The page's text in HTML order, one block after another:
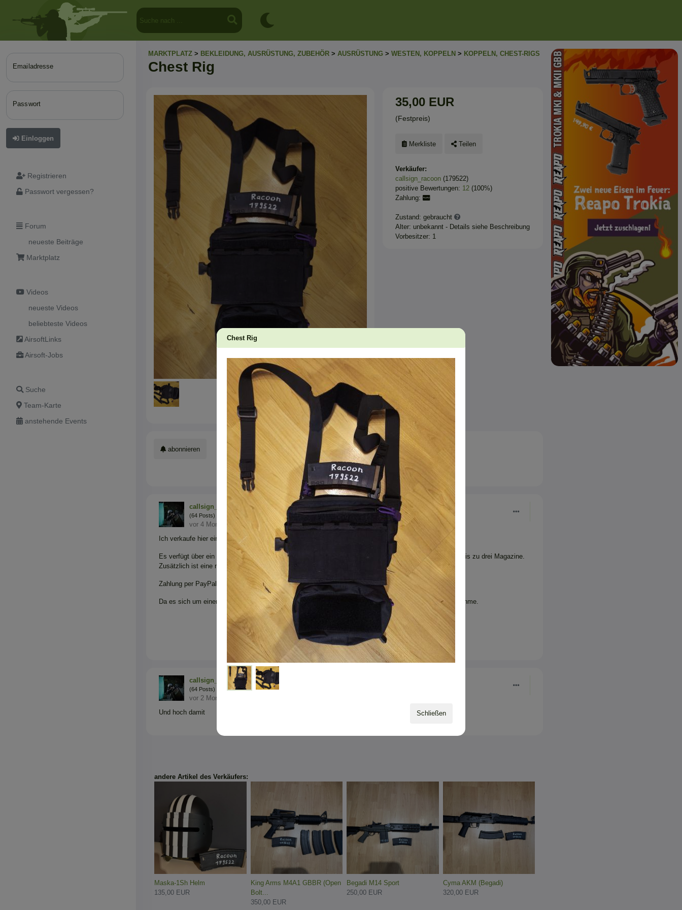
Chest Rig
Schließen
Emailadresse
Passwort
Einloggen
Registrieren
Passwort vergessen?
Forum
neueste Beiträge
Marktplatz
Videos
neueste Videos
beliebteste Videos
AirsoftLinks
Airsoft-Jobs
Suche
Team-Karte
anstehende Events
MARKTPLATZ > BEKLEIDUNG, AUSRÜSTUNG, ZUBEHÖR > AUSRÜSTUNG > WESTEN, KOPPELN > KOPPELN, CHEST-RIGS
Chest Rig
zum Vergrößern anklicken
35,00 EUR
(Festpreis)
Merkliste Teilen
Verkäufer:
callsign_racoon (179522)
positive Bewertungen: 12(100%)
Zahlung:
Zustand: gebraucht
Alter: unbekannt - Details siehe Beschreibung
Vorbesitzer: 1
abonnieren
callsign_racoon
(64 Posts)
vor 4 Monaten
Ich verkaufe hier ein Chest Rig.
Es verfügt über ein großes Fach mit Reißverschluss, eine MOLLE-Aufnahme sowie eine M4-Pouch für bis zu drei Magazine.
Zusätzlich ist eine neuwertige Dump Pouch enthalten.
Zahlung per PayPal möglich. Versandkosten trägt der Käufer.
Da es sich um einen Privatverkauf handelt, übernehme ich keine Garantie, Gewährleistung oder Rücknahme.
callsign_racoon
(64 Posts)
vor 2 Monaten
Und hoch damit
andere Artikel des Verkäufers:
Maska-1Sh Helm
135,00 EUR
King Arms M4A1 GBBR (Open
Bolt...
350,00 EUR
Begadi M14 Sport
250,00 EUR
Cyma AKM (Begadi)
320,00 EUR